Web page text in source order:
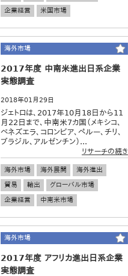
企業経営
米国市場
海外市場
2017年度 中南米進出日系企業
実態調査
2018年01月29日
ジェトロは、2017年10月18日から11
月22日まで、中南米7カ国（メキシコ、
ベネズエラ、コロンビア、ペルー、チリ、
ブラジル、アルゼンチン）...
リサーチの続き
海外市場 海外展開
海外進出
貿易
輸出
グローバル市場
企業経営
中南米市場
海外市場
2017年度 アフリカ進出日系企業
実態調査